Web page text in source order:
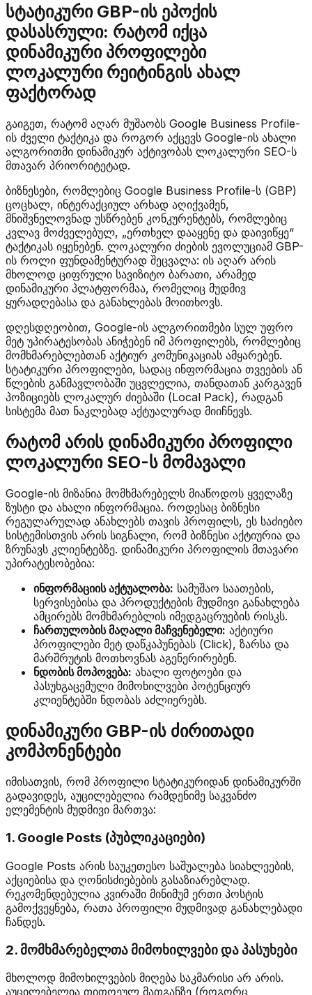
სტატიკური GBP-ის ეპოქის
დასასრული: რატომ იქცა
დინამიკური პროფილები
ლოკალური რეიტინგის ახალ
ფაქტორად
გაიგეთ, რატომ აღარ მუშაობს Google Business Profile-
ის ძველი ტაქტიკა და როგორ აქცევს Google-ის ახალი
ალგორითმი დინამიკურ აქტივობას ლოკალური SEO-ს
მთავარ პრიორიტეტად.
ბიზნესები, რომლებიც Google Business Profile-ს (GBP)
ცოცხალ, ინტერაქციულ არხად აღიქვამენ,
მნიშვნელოვნად უსწრებენ კონკურენტებს, რომლებიც
კვლავ მოძველებულ, „ერთხელ დააყენე და დაივიწყე“
ტაქტიკას იყენებენ. ლოკალური ძიების ევოლუციამ GBP-
ის როლი ფუნდამენტურად შეცვალა: ის აღარ არის
მხოლოდ ციფრული სავიზიტო ბარათი, არამედ
დინამიკური პლატფორმაა, რომელიც მუდმივ
ყურადღებასა და განახლებას მოითხოვს.
დღესდღეობით, Google-ის ალგორითმები სულ უფრო
მეტ უპირატესობას ანიჭებენ იმ პროფილებს, რომლებიც
მომხმარებლებთან აქტიურ კომუნიკაციას ამყარებენ.
სტატიკური პროფილები, სადაც ინფორმაცია თვეების ან
წლების განმავლობაში უცვლელია, თანდათან კარგავენ
პოზიციებს ლოკალურ ძიებაში (Local Pack), რადგან
სისტემა მათ ნაკლებად აქტუალურად მიიჩნევს.
რატომ არის დინამიკური პროფილი
ლოკალური SEO-ს მომავალი
Google-ის მიზანია მომხმარებელს მიაწოდოს ყველაზე
ზუსტი და ახალი ინფორმაცია. როდესაც ბიზნესი
რეგულარულად ანახლებს თავის პროფილს, ეს საძიებო
სისტემისთვის არის სიგნალი, რომ ბიზნესი აქტიურია და
ზრუნავს კლიენტებზე. დინამიკური პროფილის მთავარი
უპირატესობებია:
ინფორმაციის აქტუალობა: სამუშაო საათების,
სერვისებისა და პროდუქტების მუდმივი განახლება
ამცირებს მომხმარებლის იმედგაცრუების რისკს.
ჩართულობის მაღალი მაჩვენებელი: აქტიური
პროფილები მეტ დაწკაპუნებას (Click), ზარსა და
მარშრუტის მოთხოვნას აგენერირებენ.
ნდობის მოპოვება: ახალი ფოტოები და
პასუხგაცემული მიმოხილვები პოტენციურ
კლიენტებში ნდობას აძლიერებს.
დინამიკური GBP-ის ძირითადი
კომპონენტები
იმისათვის, რომ პროფილი სტატიკურიდან დინამიკურში
გადავიდეს, აუცილებელია რამდენიმე საკვანძო
ელემენტის მუდმივი მართვა:
1. Google Posts (პუბლიკაციები)
Google Posts არის საუკეთესო საშუალება სიახლეების,
აქციებისა და ღონისძიებების გასაზიარებლად.
რეკომენდებულია კვირაში მინიმუმ ერთი პოსტის
გამოქვეყნება, რათა პროფილი მუდმივად განახლებადი
ჩანდეს.
2. მომხმარებელთა მიმოხილვები და პასუხები
მხოლოდ მიმოხილვების მიღება საკმარისი არ არის.
აუცილებელია თითოეულ მათგანზე (როგორც